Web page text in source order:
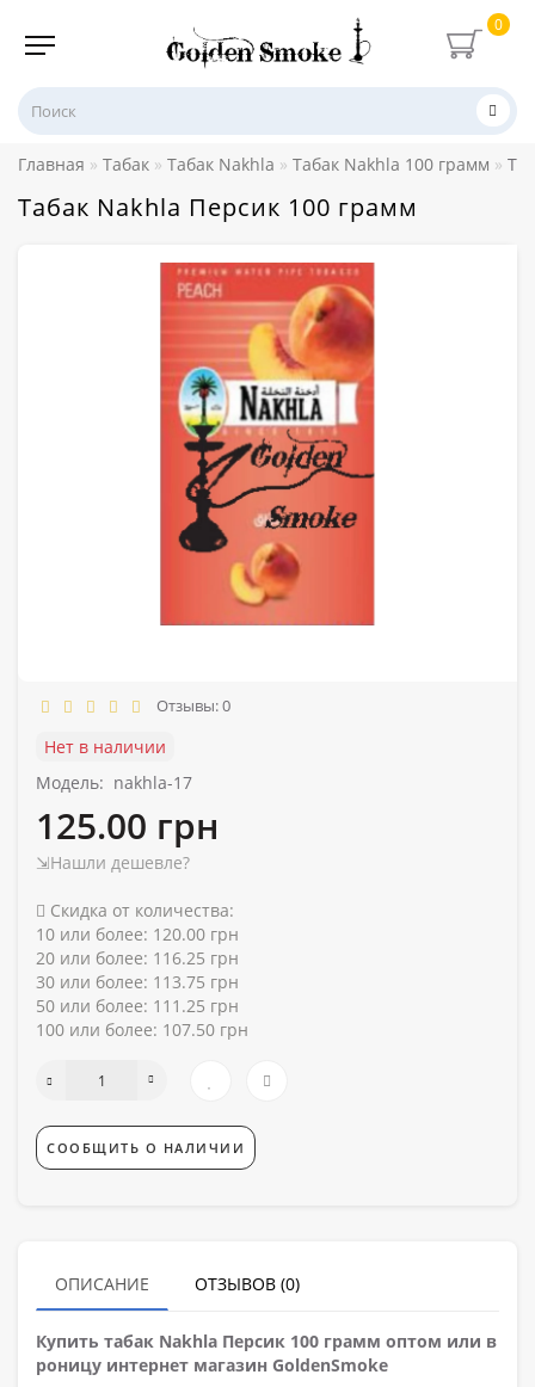
0
Главная Табак Табак Nakhla Табак Nakhla 100 грамм
Табак Nakhla Персик 100 грамм
Отзывы: 0
Нет в наличии
Модель: nakhla-17
125.00 грн
⇲Нашли дешевле?
Скидка от количества:
10 или более: 120.00 грн
20 или более: 116.25 грн
30 или более: 113.75 грн
50 или более: 111.25 грн
100 или более: 107.50 грн
СООБЩИТЬ О НАЛИЧИИ
ОПИСАНИЕ ОТЗЫВОВ (0)
Купить табак Nakhla Персик 100 грамм оптом или в
роницу интернет магазин GoldenSmoke